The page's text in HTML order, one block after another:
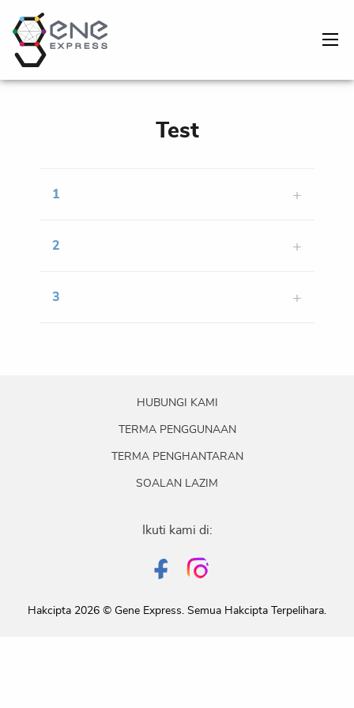
Test
1
2
3
HUBUNGI KAMI
TERMA PENGGUNAAN
TERMA PENGHANTARAN
SOALAN LAZIM
Ikuti kami di:
Hakcipta 2026 © Gene Express. Semua Hakcipta Terpelihara.​